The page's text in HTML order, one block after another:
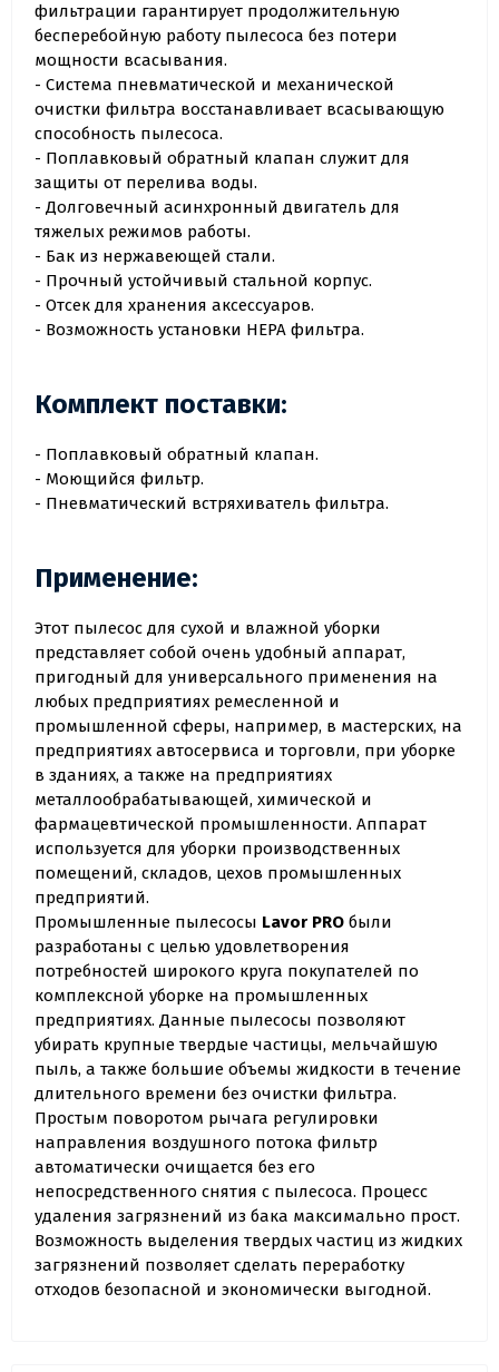
фильтрации гарантирует продолжительную
бесперебойную работу пылесоса без потери
мощности всасывания.
- Система пневматической и механической
очистки фильтра восстанавливает всасывающую
способность пылесоса.
- Поплавковый обратный клапан служит для
защиты от перелива воды.
- Долговечный асинхронный двигатель для
тяжелых режимов работы.
- Бак из нержавеющей стали.
- Прочный устойчивый стальной корпус.
- Отсек для хранения аксессуаров.
- Возможность установки HEPA фильтра.
Комплект поставки:
- Поплавковый обратный клапан.
- Моющийся фильтр.
- Пневматический встряхиватель фильтра.
Применение:
Этот пылесос для сухой и влажной уборки
представляет собой очень удобный аппарат,
пригодный для универсального применения на
любых предприятиях ремесленной и
промышленной сферы, например, в мастерских, на
предприятиях автосервиса и торговли, при уборке
в зданиях, а также на предприятиях
металлообрабатывающей, химической и
фармацевтической промышленности. Аппарат
используется для уборки производственных
помещений, складов, цехов промышленных
предприятий.
Промышленные пылесосы Lavor PRO были
разработаны с целью удовлетворения
потребностей широкого круга покупателей по
комплексной уборке на промышленных
предприятиях. Данные пылесосы позволяют
убирать крупные твердые частицы, мельчайшую
пыль, а также большие объемы жидкости в течение
длительного времени без очистки фильтра.
Простым поворотом рычага регулировки
направления воздушного потока фильтр
автоматически очищается без его
непосредственного снятия с пылесоса. Процесс
удаления загрязнений из бака максимально прост.
Возможность выделения твердых частиц из жидких
загрязнений позволяет сделать переработку
отходов безопасной и экономически выгодной.